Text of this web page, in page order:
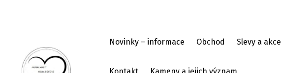
Novinky – informace Obchod Slevy a akce